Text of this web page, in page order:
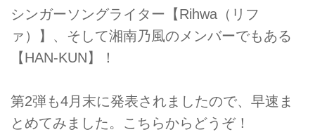
シンガーソングライター【Rihwa（リフ
ァ）】、そして湘南乃風のメンバーでもある
【HAN-KUN】！
第2弾も4月末に発表されましたので、早速ま
とめてみました。こちらからどうぞ！